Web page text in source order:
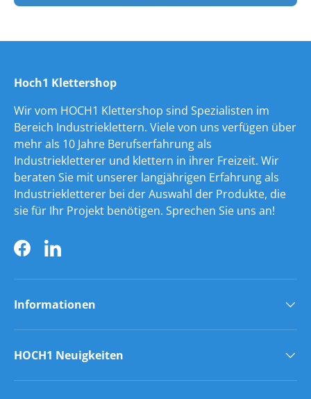
Hoch1 Klettershop
Wir vom HOCH1 Klettershop sind Spezialisten im
Bereich Industrieklettern. Viele von uns verfügen über
mehr als 10 Jahre Berufserfahrung als
Industriekletterer und klettern in ihrer Freizeit. Wir
beraten Sie mit unserer langjährigen Erfahrung als
Industriekletterer bei der Auswahl der Produkte, die
sie für Ihr Projekt benötigen. Sprechen Sie uns an!
FacebookLinkedIn
Informationen
HOCH1 Neuigkeiten